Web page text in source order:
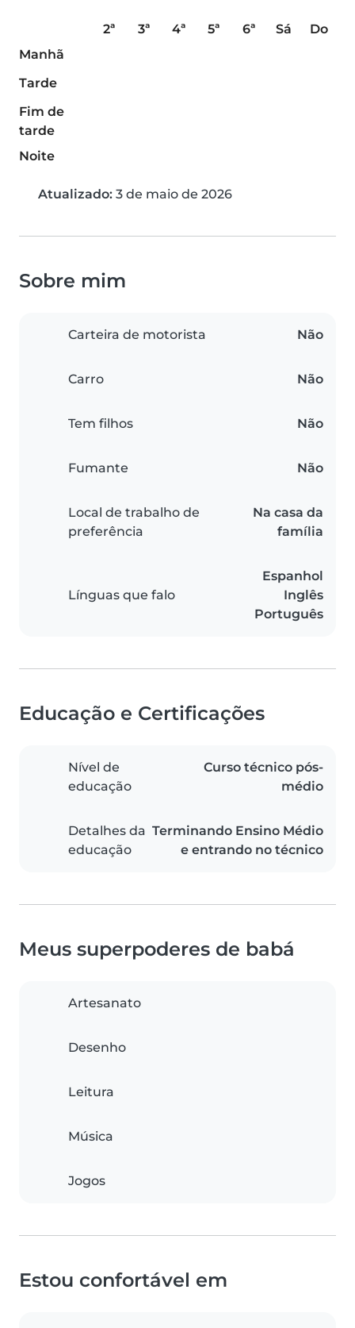
2ª 3ª 4ª 5ª 6ª Sá
Do
Manhã
Tarde
Fim de
tarde
Noite
Atualizado: 3 de maio de 2026
Sobre mim
Carteira de motorista Não
Carro Não
Tem filhos Não
Fumante Não
Local de trabalho de
preferência
Na casa da
família
Línguas que falo
Espanhol
Inglês
Português
Educação e Certificações
Nível de
educação
Curso técnico pós-
médio
Detalhes da
educação
Terminando Ensino Médio
e entrando no técnico
Meus superpoderes de babá
Artesanato
Desenho
Leitura
Música
Jogos
Estou confortável em